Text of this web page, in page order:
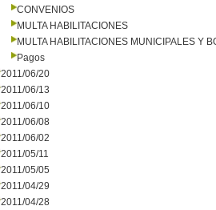
CONVENIOS
MULTA HABILITACIONES
MULTA HABILITACIONES MUNICIPALES Y
Pagos
2011/06/20
2011/06/13
2011/06/10
2011/06/08
2011/06/02
2011/05/11
2011/05/05
2011/04/29
2011/04/28